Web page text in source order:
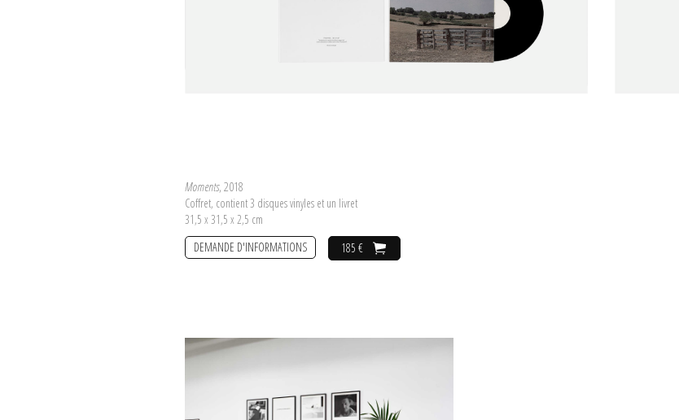
Moments, 2018
Coffret, contient 3 disques vinyles et un livret
31,5 x 31,5 x 2,5 cm
185 €
DEMANDE D'INFORMATIONS